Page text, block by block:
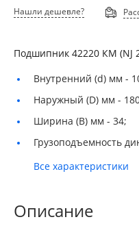
Нашли дешевле?
Подшипник 42220 КМ (NJ
Внутренний (d) мм -
Наружный (D) мм -
Ширина (B) мм - 34;
Грузоподъемность
Все характеристики
Описание